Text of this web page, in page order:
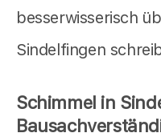
besserwisserisch
Sindelfingen
Schimmel in